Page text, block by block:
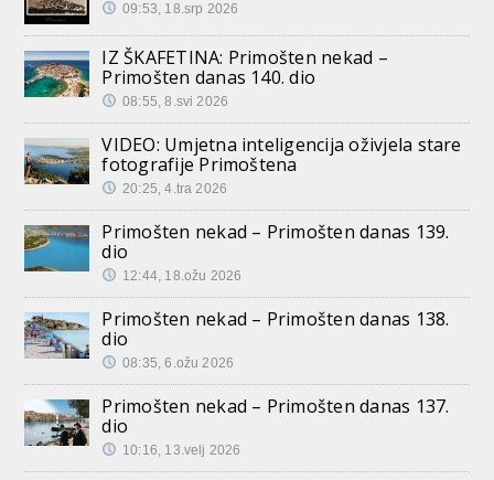
09:53, 18.srp 2026
IZ ŠKAFETINA: Primošten nekad –
Primošten danas 140. dio
08:55, 8.svi 2026
VIDEO: Umjetna inteligencija oživjela stare
fotografije Primoštena
20:25, 4.tra 2026
Primošten nekad – Primošten danas 139.
dio
12:44, 18.ožu 2026
Primošten nekad – Primošten danas 138.
dio
08:35, 6.ožu 2026
Primošten nekad – Primošten danas 137.
dio
10:16, 13.velj 2026